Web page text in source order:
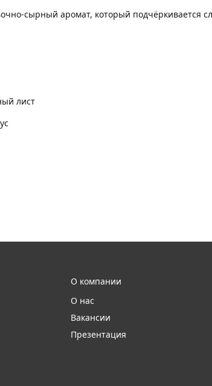
сырный аромат, который подчёркивается
лист
О компании
О нас
Вакансии
Презентация